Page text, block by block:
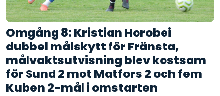
Omgång 8: Kristian Horobei
dubbel målskytt för Fränsta,
målvaktsutvisning blev kostsam
för Sund 2 mot Matfors 2 och fem
Kuben 2-mål i omstarten